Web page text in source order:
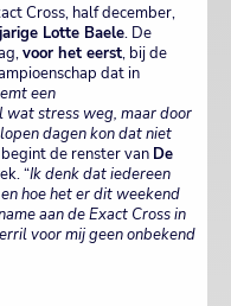
Cross, half december,
Lotte Baele. De
voor het eerst, bij de
dat in
een
wat stress weg, maar door
dagen kon dat niet
begint de renster van De
“Ik denk dat iedereen
hoe het er dit weekend
aan de Exact Cross in
voor mij geen onbekend